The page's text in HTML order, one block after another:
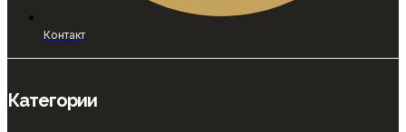
Контакт
Категории